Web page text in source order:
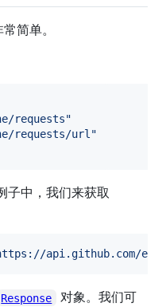
简单。
requests"
requests/url"
子中，我们来获取
api.github.com/
Response
对象。我们可